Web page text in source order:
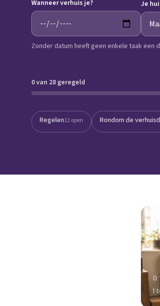
Wanneer verhuis je? Je
Zonder datum heeft geen enkele taak een
0 van 28 geregeld
Regelen12 open Rondom de
1